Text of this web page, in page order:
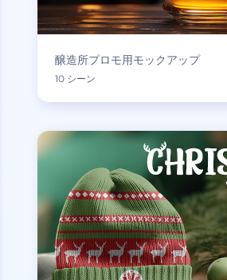
醸造所プロモ用モックアップ
10 シーン